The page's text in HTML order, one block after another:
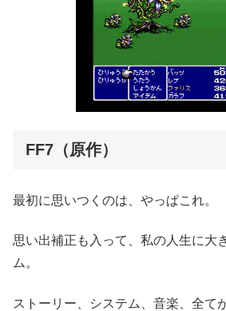
FF7（原作）
最初に思いつくのは、やっぱこれ。
思い出補正も入って、私の人生に大
ム。
ストーリー、システム、音楽、全て